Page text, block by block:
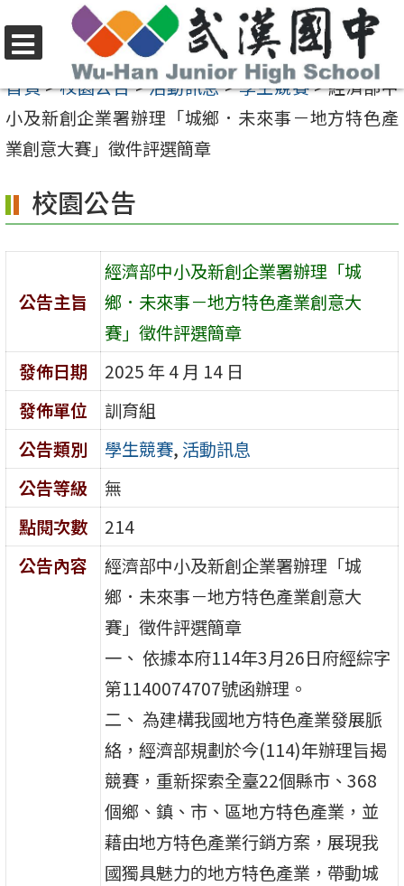
至
要
內
區
選
單
首頁>校園公告>活動訊息>學生競賽>經濟部中
小及新創企業署辦理「城鄉．未來事－地方特色產
業創意大賽」徵件評選簡章
校園公告
公告主旨
經濟部中小及新創企業署辦理「城
鄉．未來事－地方特色產業創意大
賽」徵件評選簡章
發佈日期
2025 年 4 月 14 日
發佈單位
訓育組
公告類別
學生競賽, 活動訊息
公告等級
無
點閱次數
214
公告內容
經濟部中小及新創企業署辦理「城
鄉．未來事－地方特色產業創意大
賽」徵件評選簡章
一、 依據本府114年3月26日府經綜字
第1140074707號函辦理。
二、 為建構我國地方特色產業發展脈
絡，經濟部規劃於今(114)年辦理旨揭
競賽，重新探索全臺22個縣市、368
個鄉、鎮、市、區地方特色產業，並
藉由地方特色產業行銷方案，展現我
國獨具魅力的地方特色產業，帶動城